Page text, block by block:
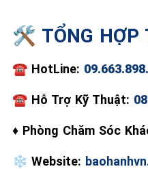
📞
🛠️ TỔNG HỢP
☎️ HotLine:
☎ Hỗ Trợ Kỹ Thuật:
♦ Phòng Chăm Sóc
❄️ Website: